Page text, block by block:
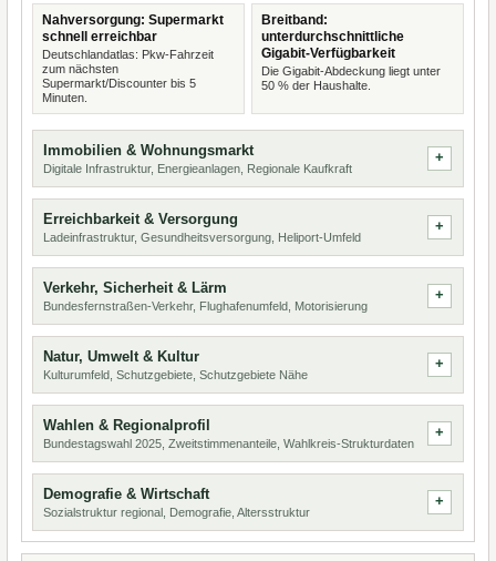
Nahversorgung: Supermarkt
schnell erreichbar
Deutschlandatlas: Pkw-Fahrzeit
zum nächsten
Supermarkt/Discounter bis 5
Minuten.
Breitband:
unterdurchschnittliche
Gigabit-Verfügbarkeit
Die Gigabit-Abdeckung liegt unter
50 % der Haushalte.
Immobilien & Wohnungsmarkt
Digitale Infrastruktur, Energieanlagen, Regionale Kaufkraft
Erreichbarkeit & Versorgung
Ladeinfrastruktur, Gesundheitsversorgung, Heliport-Umfeld
Verkehr, Sicherheit & Lärm
Bundesfernstraßen-Verkehr, Flughafenumfeld, Motorisierung
Natur, Umwelt & Kultur
Kulturumfeld, Schutzgebiete, Schutzgebiete Nähe
Wahlen & Regionalprofil
Bundestagswahl 2025, Zweitstimmenanteile, Wahlkreis-Strukturdaten
Demografie & Wirtschaft
Sozialstruktur regional, Demografie, Altersstruktur